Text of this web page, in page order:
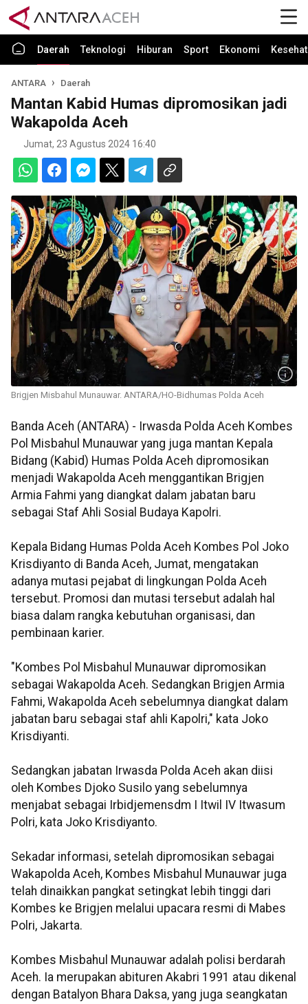
Daerah Teknologi Hiburan Sport Ekonomi
ANTARA Daerah
Mantan Kabid Humas dipromosikan jadi
Wakapolda Aceh
Jumat, 23 Agustus 2024 16:40
Brigjen Misbahul Munauwar. ANTARA/HO-Bidhumas Polda Aceh
Banda Aceh (ANTARA) - Irwasda Polda Aceh Kombes
Pol Misbahul Munauwar yang juga mantan Kepala
Bidang (Kabid) Humas Polda Aceh dipromosikan
menjadi Wakapolda Aceh menggantikan Brigjen
Armia Fahmi yang diangkat dalam jabatan baru
sebagai Staf Ahli Sosial Budaya Kapolri.
Kepala Bidang Humas Polda Aceh Kombes Pol Joko
Krisdiyanto di Banda Aceh, Jumat, mengatakan
adanya mutasi pejabat di lingkungan Polda Aceh
tersebut. Promosi dan mutasi tersebut adalah hal
biasa dalam rangka kebutuhan organisasi, dan
pembinaan karier.
"Kombes Pol Misbahul Munauwar dipromosikan
sebagai Wakapolda Aceh. Sedangkan Brigjen Armia
Fahmi, Wakapolda Aceh sebelumnya diangkat dalam
jabatan baru sebagai staf ahli Kapolri," kata Joko
Krisdiyanti.
Sedangkan jabatan Irwasda Polda Aceh akan diisi
oleh Kombes Djoko Susilo yang sebelumnya
menjabat sebagai Irbidjemensdm I Itwil IV Itwasum
Polri, kata Joko Krisdiyanto.
Sekadar informasi, setelah dipromosikan sebagai
Wakapolda Aceh, Kombes Misbahul Munauwar juga
telah dinaikkan pangkat setingkat lebih tinggi dari
Kombes ke Brigjen melalui upacara resmi di Mabes
Polri, Jakarta.
Kombes Misbahul Munauwar adalah polisi berdarah
Aceh. Ia merupakan abituren Akabri 1991 atau dikenal
dengan Batalyon Bhara Daksa, yang juga seangkatan